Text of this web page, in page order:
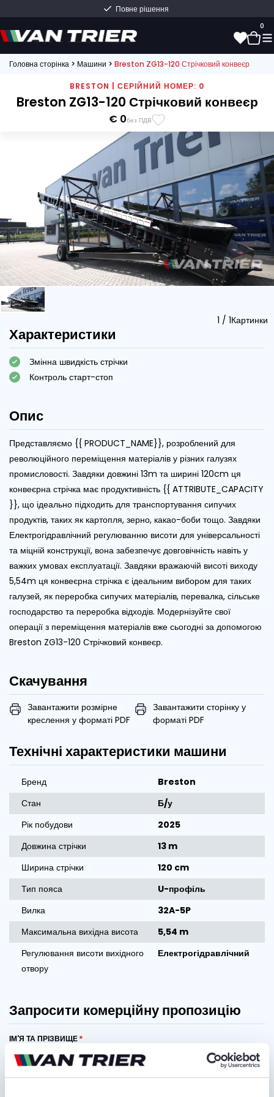
Повне рішення
0
Головна сторінка > Машини > Breston ZG13-120 Стрічковий конвеєр
BRESTON | СЕРІЙНИЙ НОМЕР: 0
Breston ZG13-120 Стрічковий конвеєр
€ 0без ПДВ
1 / 1Картинки
Характеристики
Змінна швидкість стрічки
Контроль старт-стоп
Опис
Представляємо {{ PRODUCT_NAME}}, розроблений для
революційного переміщення матеріалів у різних галузях
промисловості. Завдяки довжині 13m та ширині 120cm ця
конвеєрна стрічка має продуктивність {{ ATTRIBUTE_CAPACITY
}}, що ідеально підходить для транспортування сипучих
продуктів, таких як картопля, зерно, какао-боби тощо. Завдяки
Електрогідравлічний регулюванню висоти для універсальності
та міцній конструкції, вона забезпечує довговічність навіть у
важких умовах експлуатації. Завдяки вражаючій висоті виходу
5,54m ця конвеєрна стрічка є ідеальним вибором для таких
галузей, як переробка сипучих матеріалів, перевалка, сільське
господарство та переробка відходів. Модернізуйте свої
операції з переміщення матеріалів вже сьогодні за допомогою
Breston ZG13-120 Стрічковий конвеєр.
Скачування
Завантажити розмірне
креслення у форматі PDF
Завантажити сторінку у
форматі PDF
Технічні характеристики машини
Бренд
Breston
Стан
Б/у
Рік побудови
2025
Довжина стрічки
13 m
Ширина стрічки
120 cm
Тип пояса
U-профіль
Вилка
32A-5P
Максимальна вихідна висота
5,54 m
Регулювання висоти вихідного
отвору
Електрогідравлічний
Запросити комерційну пропозицію
ІМ'Я ТА ПРІЗВИЩЕ